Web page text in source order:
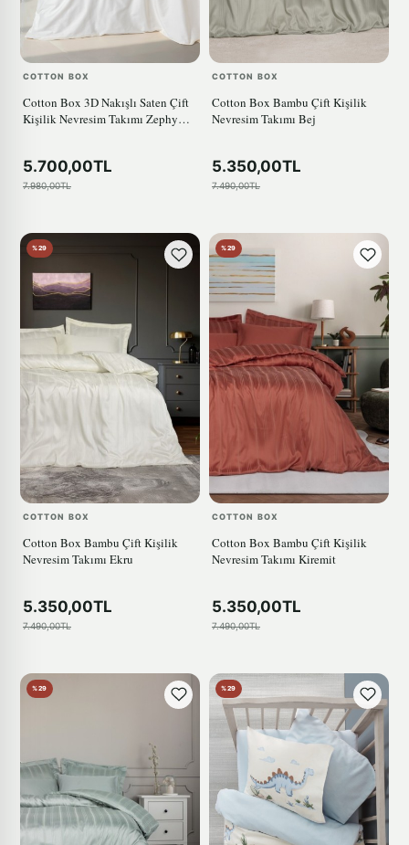
COTTON BOX
Cotton Box 3D Nakışlı Saten Çift
Kişilik Nevresim Takımı Zephy
5.700,00TL
7.980,00TL
COTTON BOX
Cotton Box Bambu Çift Kişilik
Nevresim Takımı Bej
5.350,00TL
7.490,00TL
%29
COTTON BOX
Cotton Box Bambu Çift Kişilik
Nevresim Takımı Ekru
5.350,00TL
7.490,00TL
%29
COTTON BOX
Cotton Box Bambu Çift Kişilik
Nevresim Takımı Kiremit
5.350,00TL
7.490,00TL
%29 %29